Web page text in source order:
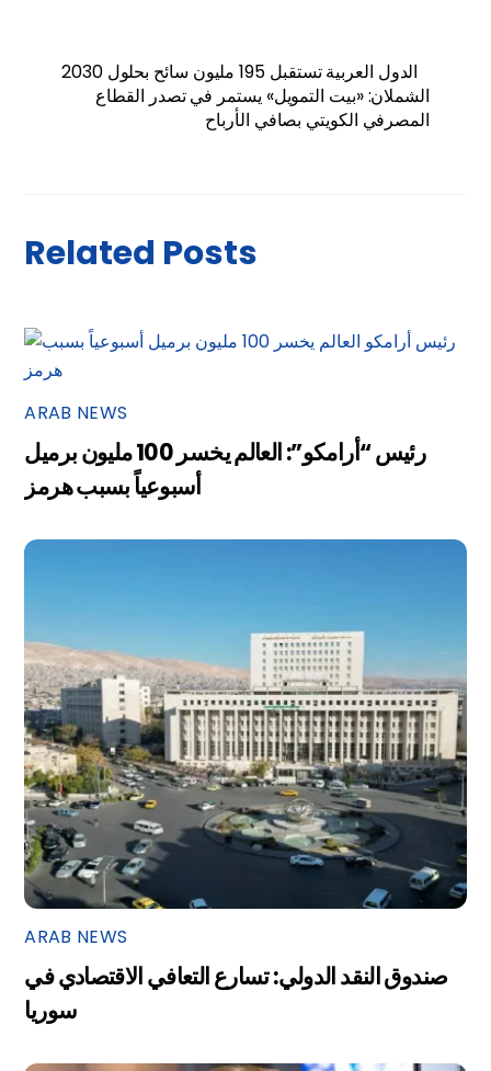
الدول العربية تستقبل 195 مليون سائح بحلول 2030
الشملان: «بيت التمويل» يستمر في تصدر القطاع
المصرفي الكويتي بصافي الأرباح
Related Posts
ARAB NEWS
رئيس “أرامكو”: العالم يخسر 100 مليون برميل
أسبوعياً بسبب هرمز
ARAB NEWS
صندوق النقد الدولي: تسارع التعافي الاقتصادي في
سوريا